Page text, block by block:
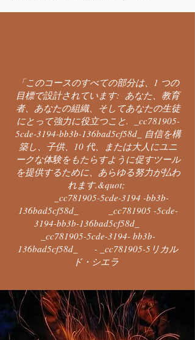
「このコースのすべての部分は、1 つの
目標で設計されています: あなた、教育
者、あなたの組織、そしてあなたの生徒
にとって強力に役立つこと. _cc781905-
5cde-3194-bb3b-136bad5cf58d_ 自信を構
築し、子供、10 代、または大人にユニ
ークな体験をもたらすように促すツール
を提供するために、あらゆる努力が払わ
れます.&quot;
_cc781905-5cde-3194 -bb3b-
136bad5cf58d_ _cc781905 -5cde-
3194-bb3b-136bad5cf58d_
_cc781905-5cde-3194- bb3b-
136bad5cf58d_ - _cc781905-5 リカル
ド・シエラ